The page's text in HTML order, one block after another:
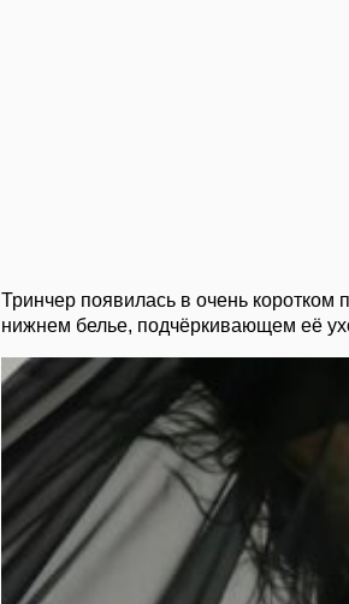
Тринчер появилась в очень коротком
нижнем белье, подчёркивающем её